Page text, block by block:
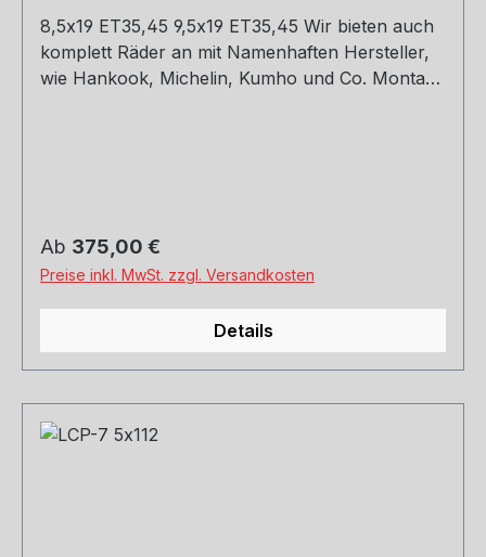
8,5x19 ET35,45 9,5x19 ET35,45 Wir bieten auch
komplett Räder an mit Namenhaften Hersteller,
wie Hankook, Michelin, Kumho und Co. Montage
Regulärer Preis:
Ab 375,00 €
Preise inkl. MwSt. zzgl. Versandkosten
Details